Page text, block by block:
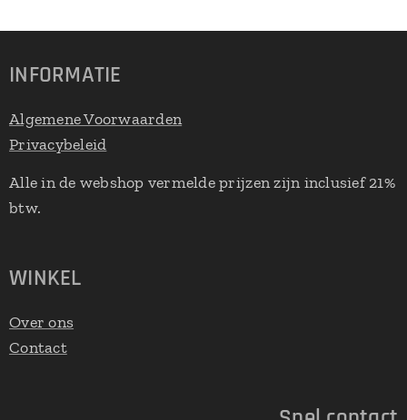
INFORMATIE
Algemene Voorwaarden
Privacybeleid
Alle in de webshop vermelde prijzen zijn inclusief 21%
btw.
WINKEL
Over ons
Contact